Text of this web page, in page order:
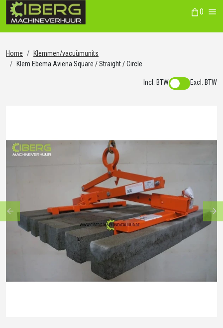
0
Home
Klemmen/vacuümunits
Klem Ebema Aviena Square / Straight / Circle
Incl. BTW Excl. BTW
Previous